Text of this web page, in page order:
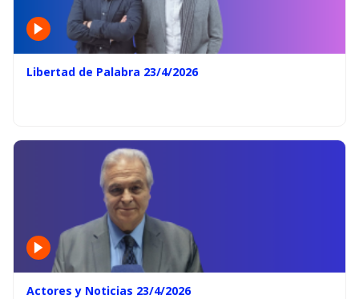
Libertad de Palabra 23/4/2026
Actores y Noticias 23/4/2026